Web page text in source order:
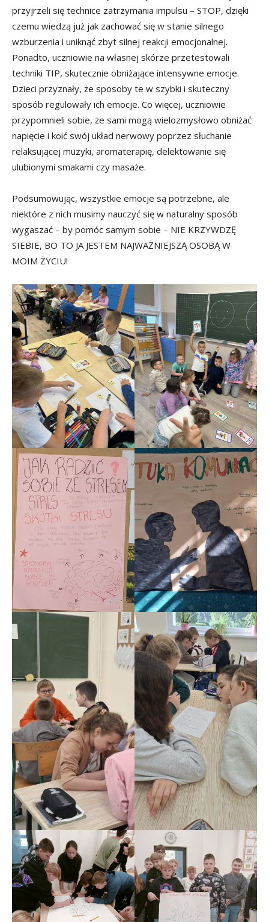
przyjrzeli się technice zatrzymania impulsu – STOP, dzięki
czemu wiedzą już jak zachować się w stanie silnego
wzburzenia i uniknąć zbyt silnej reakcji emocjonalnej.
Ponadto, uczniowie na własnej skórze przetestowali
techniki TIP, skutecznie obniżające intensywne emocje.
Dzieci przyznały, że sposoby te w szybki i skuteczny
sposób regulowały ich emocje. Co więcej, uczniowie
przypomnieli sobie, że sami mogą wielozmysłowo obniżać
napięcie i koić swój układ nerwowy poprzez słuchanie
relaksującej muzyki, aromaterapię, delektowanie się
ulubionymi smakami czy masaże.
Podsumowując, wszystkie emocje są potrzebne, ale
niektóre z nich musimy nauczyć się w naturalny sposób
wygaszać – by pomóc samym sobie – NIE KRZYWDZĘ
SIEBIE, BO TO JA JESTEM NAJWAŻNIEJSZĄ OSOBĄ W
MOIM ŻYCIU!